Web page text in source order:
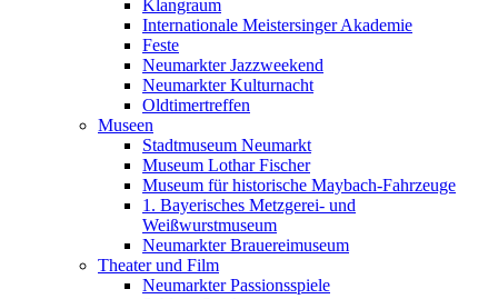
Klangraum
Internationale Meistersinger Akademie
Feste
Neumarkter Jazzweekend
Neumarkter Kulturnacht
Oldtimertreffen
Museen
Stadtmuseum Neumarkt
Museum Lothar Fischer
Museum für historische Maybach-Fahrzeuge
1. Bayerisches Metzgerei- und
Weißwurstmuseum
Neumarkter Brauereimuseum
Theater und Film
Neumarkter Passionsspiele